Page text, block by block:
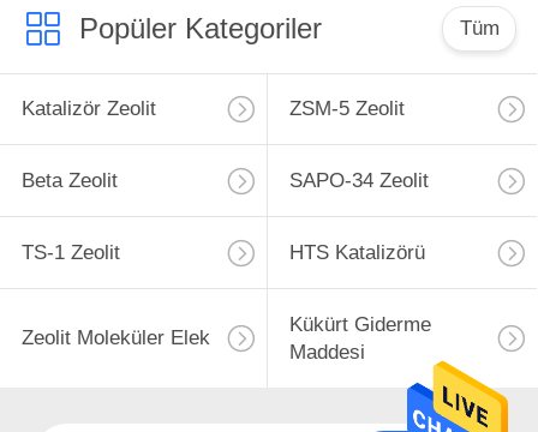
Popüler Kategoriler Tüm
Katalizör Zeolit ZSM-5 Zeolit
Beta Zeolit SAPO-34 Zeolit
TS-1 Zeolit HTS Katalizörü
Zeolit ​​Moleküler Elek
Kükürt Giderme
Maddesi